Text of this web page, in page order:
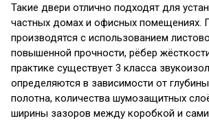
Такие двери отлично подходят для
частных домах и офисных помещениях.
производятся с использованием
повышенной прочности, рёбер
практике существует 3 класса
определяются в зависимости от
полотна, количества шумозащитных
ширины зазоров между коробкой и